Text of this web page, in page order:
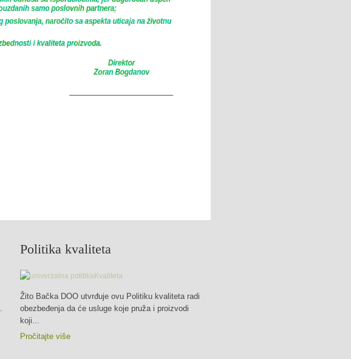
Politika kvaliteta
Žito Bačka DOO utvrđuje ovu Politiku kvaliteta radi
obezbeđenja da će usluge koje pruža i proizvodi
koji...
Pročitajte više